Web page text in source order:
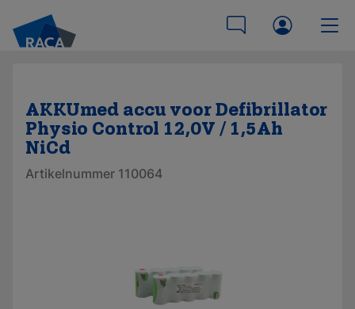
AKKUmed accu voor Defibrillator
Physio Control 12,0V / 1,5Ah
NiCd
Artikelnummer 110064